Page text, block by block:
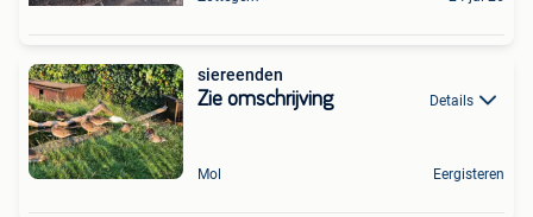
siereenden
Zie omschrijving Details
Mol Eergisteren